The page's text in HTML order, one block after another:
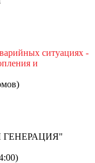
ситуациях -
и
ГЕНЕРАЦИЯ"